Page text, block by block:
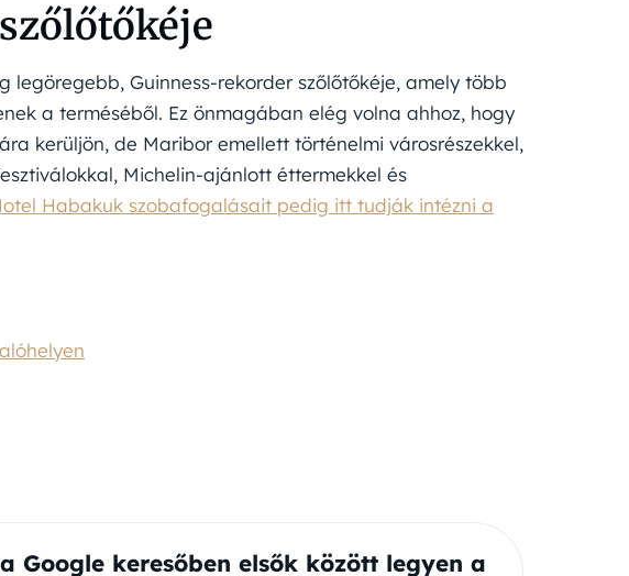
legöregebb, Guinness-rekorder szőlőtőkéje, amely több
a terméséből. Ez önmagában elég volna ahhoz, hogy
kerüljön, de Maribor emellett történelmi városrészekkel,
Michelin-ajánlott éttermekkel és
Habakuk szobafogalásait pedig itt tudják intézni a
keresőben elsők között legyen a